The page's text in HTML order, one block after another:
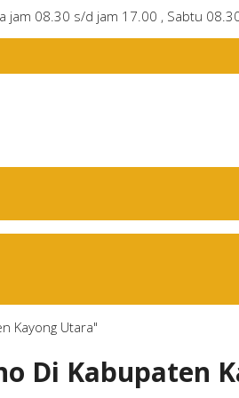
jam 08.30 s/d jam 17.00 , Sabtu
Kayong Utara"
Di Kabupaten